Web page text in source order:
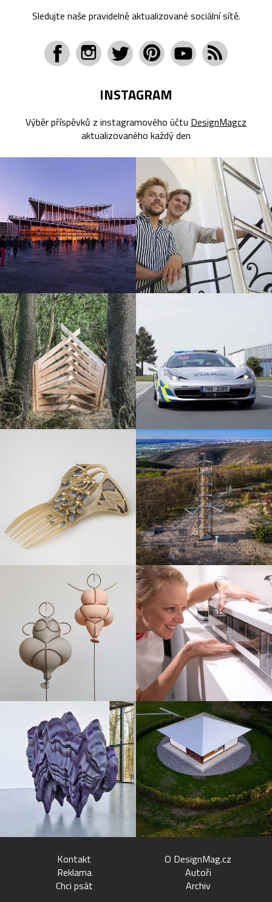
Sledujte naše pravidelně aktualizované sociální sítě.
INSTAGRAM
Výběr příspěvků z instagramového účtu DesignMagcz
aktualizovaného každý den
Kontakt
Reklama
Chci psát
O DesignMag.cz
Autoři
Archiv